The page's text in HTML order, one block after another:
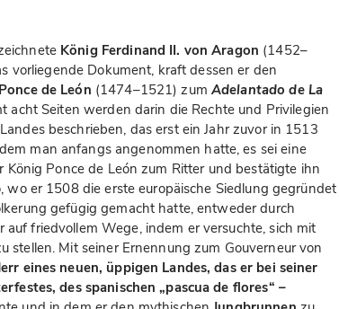
König Ferdinand II. von Aragon (1452–
vorliegende Dokument, kraft dessen er den
de León (1474–1521) zum Adelantado de La
acht Seiten werden darin die Rechte und Privilegien
beschrieben, das erst ein Jahr zuvor in 1513
man anfangs angenommen hatte, es sei eine
König Ponce de León zum Ritter und bestätigte ihn
wo er 1508 die erste europäische Siedlung gegründet
gefügig gemacht hatte, entweder durch
friedvollem Wege, indem er versuchte, sich mit
stellen. Mit seiner Ernennung zum Gouverneur von
eines neuen, üppigen Landes, das er bei seiner
des spanischen „pascua de flores“ –